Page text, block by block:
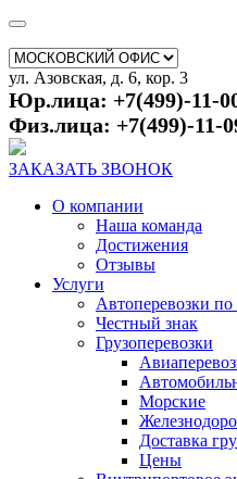
ул. Азовская, д. 6, кор. 3
Юр.лица: +7(499)-11-
Физ.лица: +7(499)-11-
ЗАКАЗАТЬ ЗВОНОК
О компании
Наша команда
Достижения
Отзывы
Услуги
Автоперевозки
Честный знак
Грузоперевозки
Морские
Доставка
Цены